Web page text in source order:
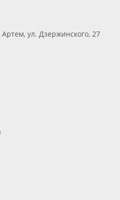
ул. Дзержинского, 27